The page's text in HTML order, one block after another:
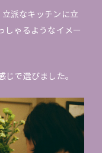
派なキッチンに立
しゃるようなイメー
で選びました。